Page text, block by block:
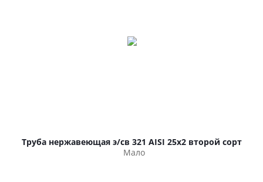
Труба нержавеющая э/св 321 AISI 25х2 второй сорт
Мало